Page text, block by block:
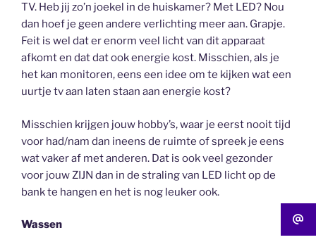
TV. Heb jij zo’n joekel in de huiskamer? Met LED? Nou
dan hoef je geen andere verlichting meer aan. Grapje.
Feit is wel dat er enorm veel licht van dit apparaat
afkomt en dat dat ook energie kost. Misschien, als je
het kan monitoren, eens een idee om te kijken wat een
uurtje tv aan laten staan aan energie kost?
Misschien krijgen jouw hobby’s, waar je eerst nooit tijd
voor had/nam dan ineens de ruimte of spreek je eens
wat vaker af met anderen. Dat is ook veel gezonder
voor jouw ZIJN dan in de straling van LED licht op de
bank te hangen en het is nog leuker ook.
Wassen